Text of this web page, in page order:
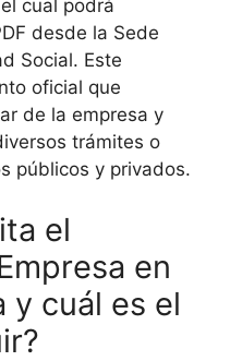
cual podrá
desde la Sede
Social. Este
oficial que
de la empresa y
trámites o
públicos y privados.
el
en
y cuál es el